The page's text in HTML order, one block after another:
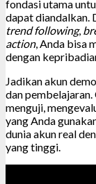
fondasi utama
dapat diandalkan.
trend following,
action, Anda bisa
dengan
Jadikan akun
dan
menguji,
yang Anda
dunia akun real
yang tinggi.